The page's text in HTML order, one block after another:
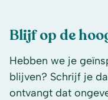
Blijf op de
Hebben we je
blijven? Schrijf je
ontvangt dat